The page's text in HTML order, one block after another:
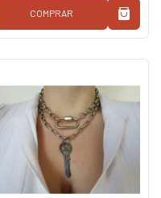
COMPRAR